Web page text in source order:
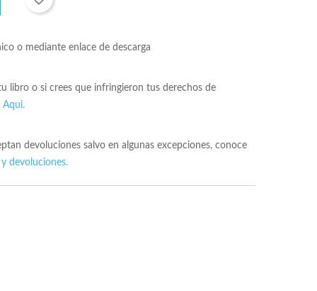
o mediante enlace de descarga
libro o si crees que infringieron tus derechos de
Aqui.
devoluciones salvo en algunas excepciones, conoce
y devoluciones.